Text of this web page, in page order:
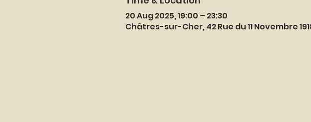
20 Aug 2025, 19:00 – 23:30
Châtres-sur-Cher, 42 Rue du 11 Novembre